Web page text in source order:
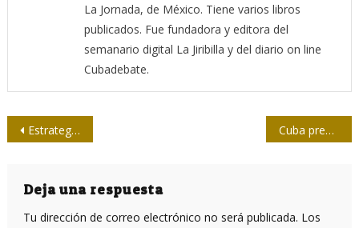
La Jornada, de México. Tiene varios libros
publicados. Fue fundadora y editora del
semanario digital La Jiribilla y del diario on line
Cubadebate.
Navegación
entradas
Estrategias para combatir las falsas dicotomías y teorías conspirativas durante la pandemia Cuba presenta a la OMS resultados de vacunas antiCovid-19
Deja una respuesta
Tu dirección de correo electrónico no será publicada. Los